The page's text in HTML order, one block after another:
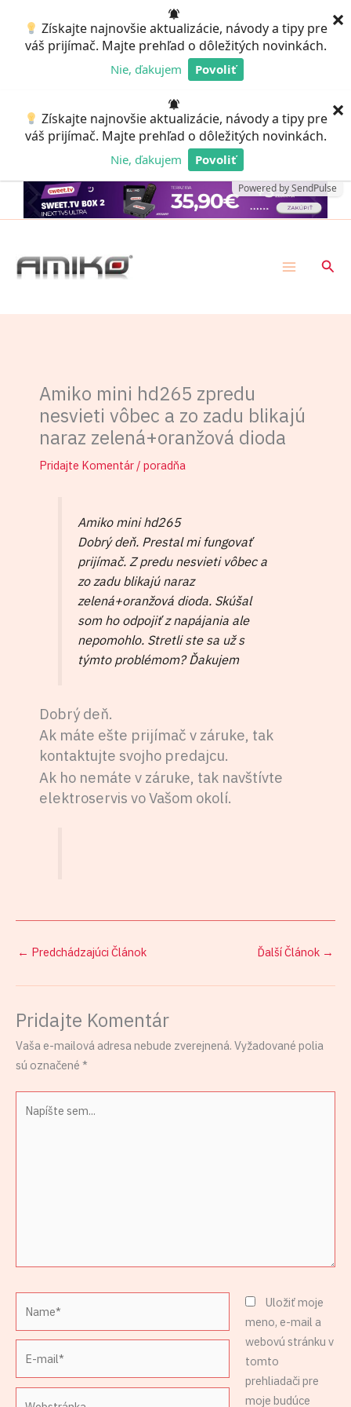
Získajte najnovšie aktualizácie, návody a tipy pre
váš prijímač. Majte prehľad o dôležitých novinkách.
Nie, ďakujem Povoliť
×
Získajte najnovšie aktualizácie, návody a tipy pre
váš prijímač. Majte prehľad o dôležitých novinkách.
Nie, ďakujem Povoliť
Powered by SendPulse
×
obsah
Amiko mini hd265 zpredu
nesvieti vôbec a zo zadu blikajú
naraz zelená+oranžová dioda
Pridajte Komentár / poradňa
Amiko mini hd265
Dobrý deň. Prestal mi fungovať
prijímač. Z predu nesvieti vôbec a
zo zadu blikajú naraz
zelená+oranžová dioda. Skúšal
som ho odpojiť z napájania ale
nepomohlo. Stretli ste sa už s
týmto problémom? Ďakujem
Dobrý deň.
Ak máte ešte prijímač v záruke, tak
kontaktujte svojho predajcu.
Ak ho nemáte v záruke, tak navštívte
elektroservis vo Vašom okolí.
← Predchádzajúci Článok Ďalší Článok →
Pridajte Komentár
Vaša e-mailová adresa nebude zverejnená. Vyžadované polia
sú označené *
sem...
Uložiť moje
meno, e-mail a
webovú stránku v
tomto
prehliadači pre
moje budúce